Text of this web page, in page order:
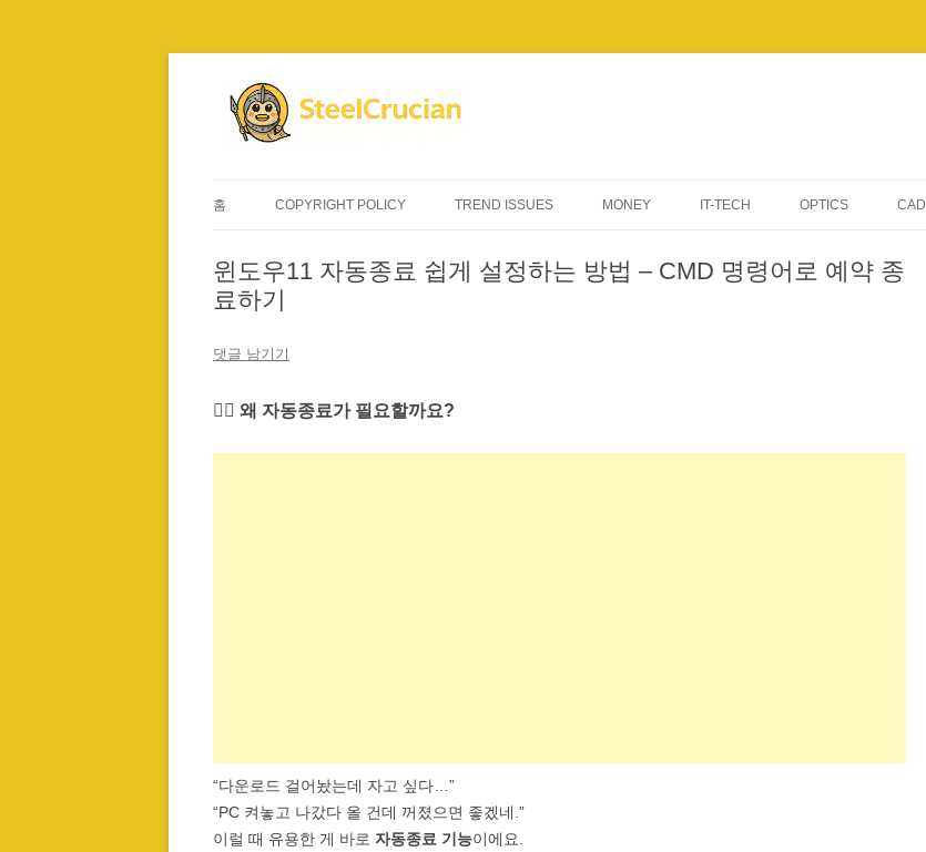
홈 COPYRIGHT POLICY TREND ISSUES MONEY IT-TECH OPTICS CAD
윈도우11 자동종료 쉽게 설정하는 방법 – CMD 명령어로 예약 종
료하기
댓글 남기기
🙋‍♂️ 왜 자동종료가 필요할까요?
“다운로드 걸어놨는데 자고 싶다…”
“PC 켜놓고 나갔다 올 건데 꺼졌으면 좋겠네.”
이럴 때 유용한 게 바로 자동종료 기능이에요.